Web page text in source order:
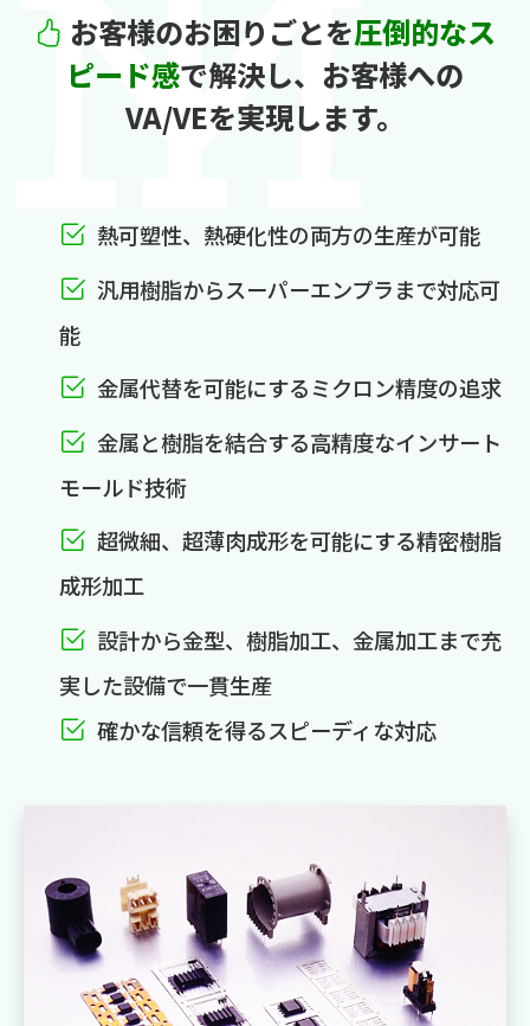
お客様のお困りごとを圧倒的なス
ピード感で解決し、 お客様への
VA/VEを実現します。
熱可塑性、熱硬化性の両方の生産が可能
汎用樹脂からスーパーエンプラまで対応可
能
金属代替を可能にするミクロン精度の追求
金属と樹脂を結合する高精度なインサート
モールド技術
超微細、超薄肉成形を可能にする精密樹脂
成形加工
設計から金型、樹脂加工、金属加工まで充
実した設備で一貫生産
確かな信頼を得るスピーディな対応